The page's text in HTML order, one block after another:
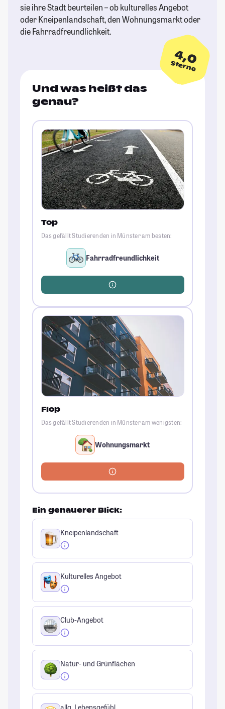
sie ihre Stadt beurteilen – ob kulturelles Angebot
oder Kneipenlandschaft, den Wohnungsmarkt oder
die Fahrradfreundlichkeit.
4,0
Sterne
Und was heißt das
genau?
Top
Das gefällt Studierenden in Münster am besten:
Fahrradfreundlichkeit
Flop
Das gefällt Studierenden in Münster am wenigsten:
Wohnungsmarkt
Ein genauerer Blick:
Kneipenlandschaft
Kulturelles Angebot
Club-Angebot
Natur- und Grünflächen